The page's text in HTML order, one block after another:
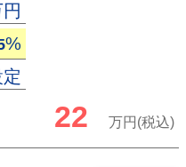
%
22 万円(税込)